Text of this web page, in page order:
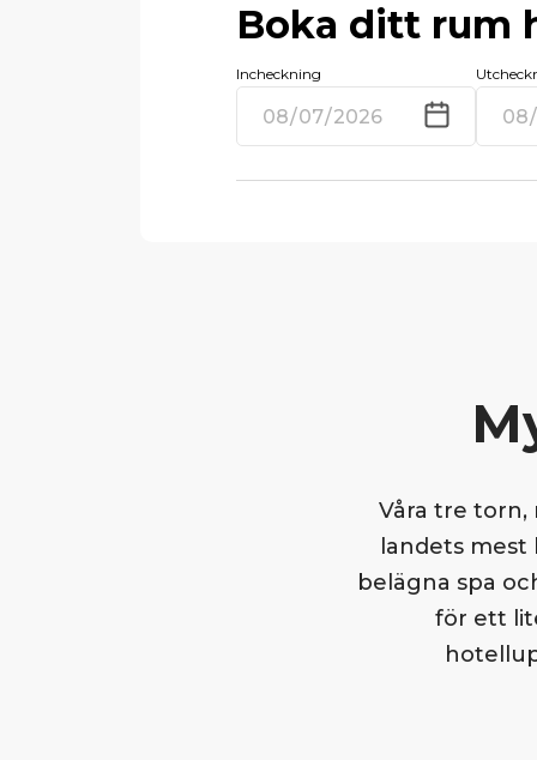
Boka ditt rum
Incheckning
Våra tre torn,
landets
belägna spa
för ett